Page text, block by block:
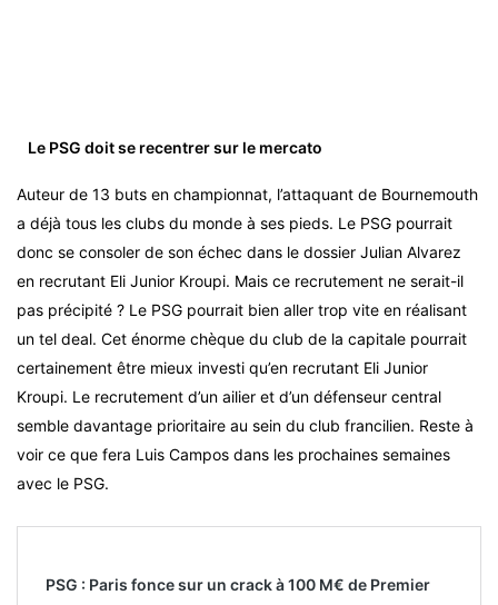
Le PSG doit se recentrer sur le mercato
Auteur de 13 buts en championnat, l’attaquant de Bournemouth
a déjà tous les clubs du monde à ses pieds. Le PSG pourrait
donc se consoler de son échec dans le dossier Julian Alvarez
en recrutant Eli Junior Kroupi. Mais ce recrutement ne serait-il
pas précipité ? Le PSG pourrait bien aller trop vite en réalisant
un tel deal. Cet énorme chèque du club de la capitale pourrait
certainement être mieux investi qu’en recrutant Eli Junior
Kroupi. Le recrutement d’un ailier et d’un défenseur central
semble davantage prioritaire au sein du club francilien. Reste à
voir ce que fera Luis Campos dans les prochaines semaines
avec le PSG.
PSG : Paris fonce sur un crack à 100 M€ de Premier